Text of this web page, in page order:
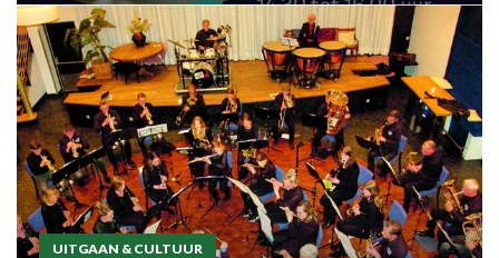
UITGAAN & CULTUUR